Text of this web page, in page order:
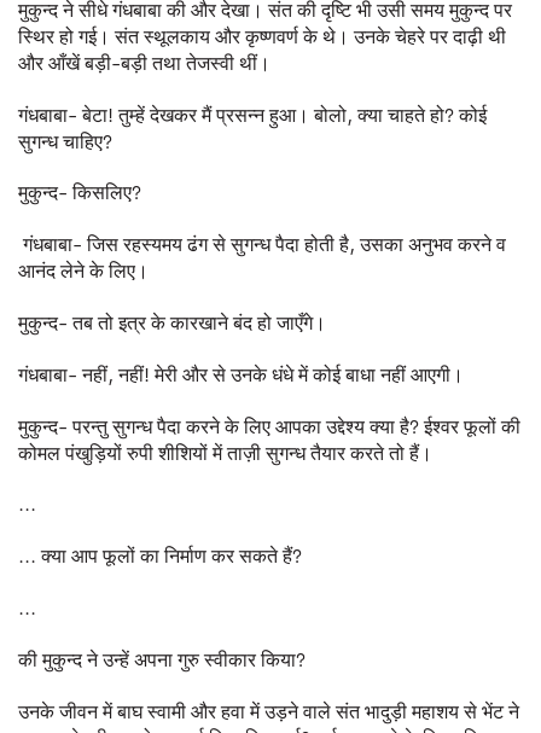
मुकुन्द ने सीधे गंधबाबा की और देखा। संत की दृष्टि भी उसी समय मुकुन्द पर
स्थिर हो गई। संत स्थूलकाय और कृष्णवर्ण के थे। उनके चेहरे पर दाढ़ी थी
और आँखें बड़ी-बड़ी तथा तेजस्वी थीं।
गंधबाबा- बेटा! तुम्हें देखकर मैं प्रसन्न हुआ। बोलो, क्या चाहते हो? कोई
सुगन्ध चाहिए?
मुकुन्द- किसलिए?
गंधबाबा- जिस रहस्यमय ढंग से सुगन्ध पैदा होती है, उसका अनुभव करने व
आनंद लेने के लिए।
मुकुन्द- तब तो इत्र के कारखाने बंद हो जाएँगे।
गंधबाबा- नहीं, नहीं! मेरी और से उनके धंधे में कोई बाधा नहीं आएगी।
मुकुन्द- परन्तु सुगन्ध पैदा करने के लिए आपका उद्देश्य क्या है? ईश्वर फूलों की
कोमल पंखुड़ियों रुपी शीशियों में ताज़ी सुगन्ध तैयार करते तो हैं।
...
... क्या आप फूलों का निर्माण कर सकते हैं?
...
की मुकुन्द ने उन्हें अपना गुरु स्वीकार किया?
उनके जीवन में बाघ स्वामी और हवा में उड़ने वाले संत भादुड़ी महाशय से भेंट ने